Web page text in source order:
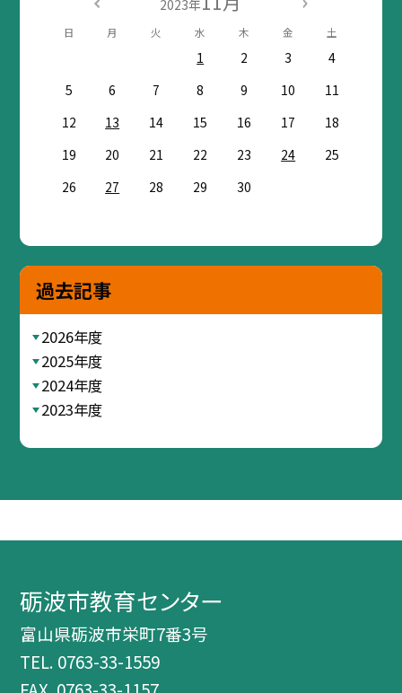
2023年
日 月 火 水 木 金 土
1 2 3
4
5
6 7 8 9 10
11
12
13 14 15 16 17
18
19
20 21 22 23 24
25
26
27 28 29 30
過去記事
2026年度
2025年度
2024年度
2023年度
砺波市教育センター
富山県砺波市栄町7番3号
TEL. 0763-33-1559